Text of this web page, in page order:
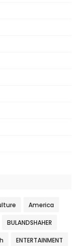
America
BULANDSHAHER
ENTERTAINMENT